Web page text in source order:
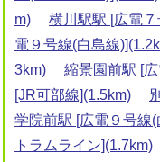
m)
横川駅駅 [広電
電９号線(白島線
3km)
縮景園前駅 [
[JR可部線](1.5km)
学院前駅 [広電９号線
トラムライン](1.7km)